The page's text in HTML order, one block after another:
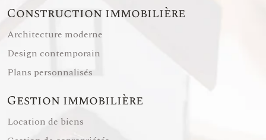
Construction immobilière
Architecture moderne
Design contemporain
Plans personnalisés
Gestion immobilière
Location de biens